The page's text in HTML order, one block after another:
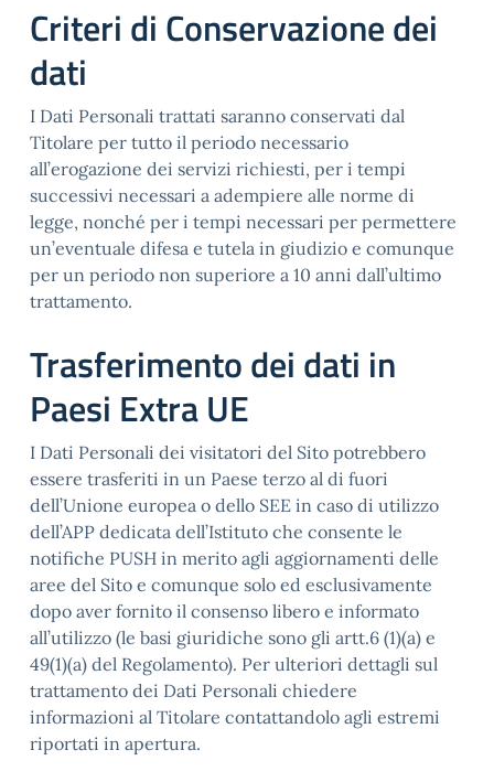
Criteri di Conservazione dei
dati
I Dati Personali trattati saranno conservati dal
Titolare per tutto il periodo necessario
all’erogazione dei servizi richiesti, per i tempi
successivi necessari a adempiere alle norme di
legge, nonché per i tempi necessari per permettere
un’eventuale difesa e tutela in giudizio e comunque
per un periodo non superiore a 10 anni dall’ultimo
trattamento.
Trasferimento dei dati in
Paesi Extra UE
I Dati Personali dei visitatori del Sito potrebbero
essere trasferiti in un Paese terzo al di fuori
dell’Unione europea o dello SEE in caso di utilizzo
dell’APP dedicata dell’Istituto che consente le
notifiche PUSH in merito agli aggiornamenti delle
aree del Sito e comunque solo ed esclusivamente
dopo aver fornito il consenso libero e informato
all’utilizzo (le basi giuridiche sono gli artt.6 (1)(a) e
49(1)(a) del Regolamento). Per ulteriori dettagli sul
trattamento dei Dati Personali chiedere
informazioni al Titolare contattandolo agli estremi
riportati in apertura.